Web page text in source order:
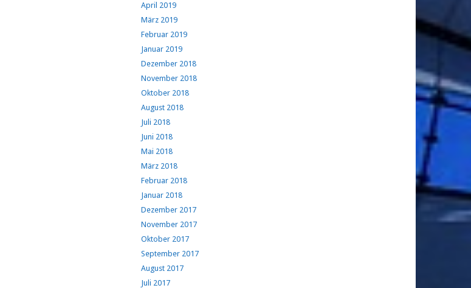
April 2019
März 2019
Februar 2019
Januar 2019
Dezember 2018
November 2018
Oktober 2018
August 2018
Juli 2018
Juni 2018
Mai 2018
März 2018
Februar 2018
Januar 2018
Dezember 2017
November 2017
Oktober 2017
September 2017
August 2017
Juli 2017